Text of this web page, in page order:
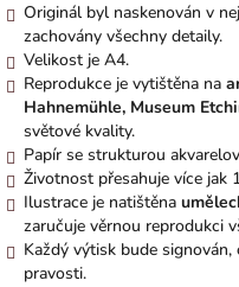
Originál byl naskenován v
zachovány všechny detaily.
Velikost je A4.
Reprodukce je vytištěna na
Hahnemühle, Museum
světové kvality.
Papír se strukturou
Životnost přesahuje více jak
Ilustrace je natištěna
zaručuje věrnou reprodukci
Každý výtisk bude
pravosti.